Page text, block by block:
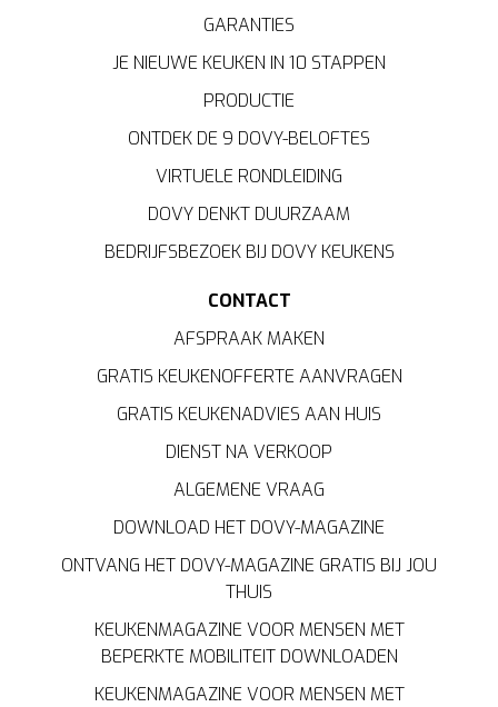
GARANTIES
JE NIEUWE KEUKEN IN 10 STAPPEN
PRODUCTIE
ONTDEK DE 9 DOVY-BELOFTES
VIRTUELE RONDLEIDING
DOVY DENKT DUURZAAM
BEDRIJFSBEZOEK BIJ DOVY KEUKENS
CONTACT
AFSPRAAK MAKEN
GRATIS KEUKENOFFERTE AANVRAGEN
GRATIS KEUKENADVIES AAN HUIS
DIENST NA VERKOOP
ALGEMENE VRAAG
DOWNLOAD HET DOVY-MAGAZINE
ONTVANG HET DOVY-MAGAZINE GRATIS BIJ JOU
THUIS
KEUKENMAGAZINE VOOR MENSEN MET
BEPERKTE MOBILITEIT DOWNLOADEN
KEUKENMAGAZINE VOOR MENSEN MET